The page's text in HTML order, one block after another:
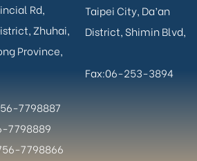
Rd,
Zhuhai,
Province,
7798887
7798889
7798866
Taipei City, Da’an
District, Shimin Blvd,
Fax:06-253-3894